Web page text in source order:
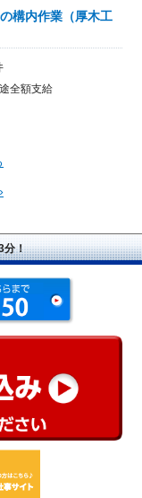
構内作業（厚木工
全額支給
分！